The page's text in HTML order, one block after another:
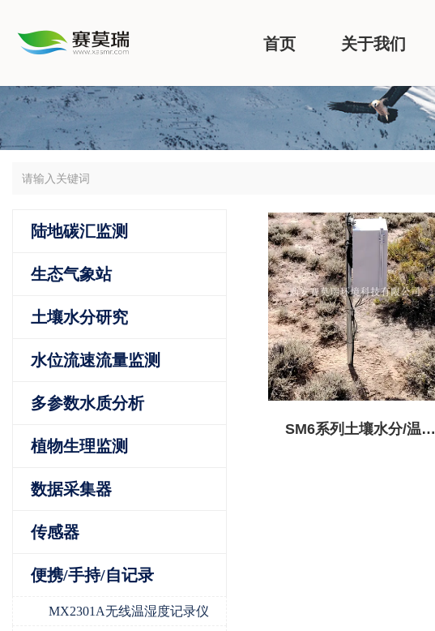
首页 关于我们
陆地碳汇监测
生态气象站
土壤水分研究
水位流速流量监测
多参数水质分析
植物生理监测
数据采集器
传感器
便携/手持/自记录
MX2301A无线温湿度记录仪
SM6系列土壤水分/温度/